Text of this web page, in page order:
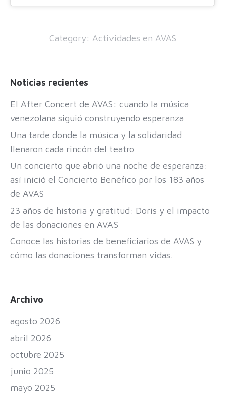
Category: Actividades en AVAS
Noticias recientes
El After Concert de AVAS: cuando la música
venezolana siguió construyendo esperanza
Una tarde donde la música y la solidaridad
llenaron cada rincón del teatro
Un concierto que abrió una noche de esperanza:
así inició el Concierto Benéfico por los 183 años
de AVAS
23 años de historia y gratitud: Doris y el impacto
de las donaciones en AVAS
Conoce las historias de beneficiarios de AVAS y
cómo las donaciones transforman vidas.
Archivo
agosto 2026
abril 2026
octubre 2025
junio 2025
mayo 2025